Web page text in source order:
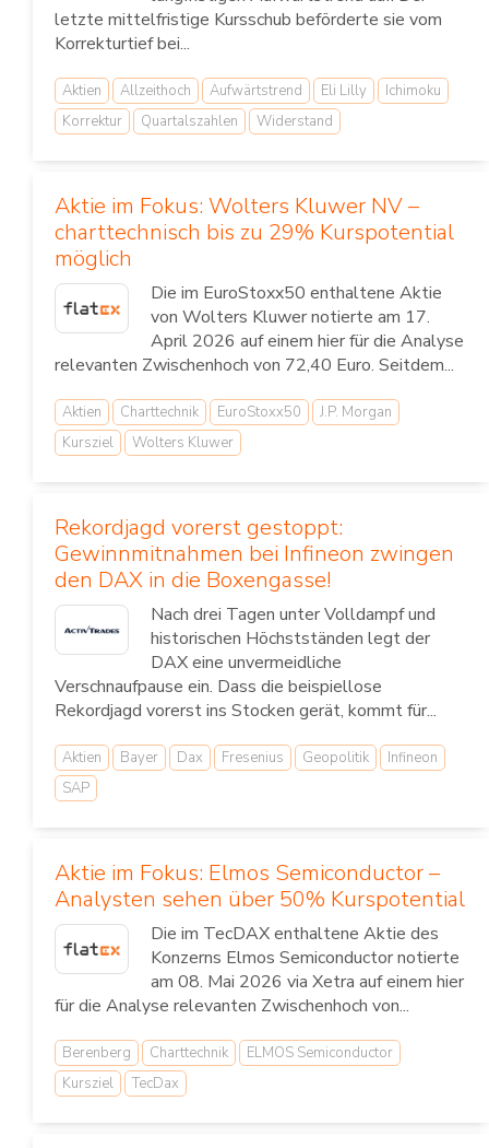
letzte mittelfristige Kursschub beförderte sie vom
Korrekturtief bei...
Aktien Allzeithoch Aufwärtstrend Eli Lilly
Ichimoku
Korrektur
Quartalszahlen Widerstand
Aktie im Fokus: Wolters Kluwer NV –
charttechnisch bis zu 29% Kurspotential
möglich
Die im EuroStoxx50 enthaltene Aktie
von Wolters Kluwer notierte am 17.
April 2026 auf einem hier für die Analyse
relevanten Zwischenhoch von 72,40 Euro. Seitdem...
Aktien Charttechnik EuroStoxx50
J.P. Morgan
Kursziel
Wolters Kluwer
Rekordjagd vorerst gestoppt:
Gewinnmitnahmen bei Infineon zwingen
den DAX in die Boxengasse!
Nach drei Tagen unter Volldampf und
historischen Höchstständen legt der
DAX eine unvermeidliche
Verschnaufpause ein. Dass die beispiellose
Rekordjagd vorerst ins Stocken gerät, kommt für...
Aktien Bayer Dax Fresenius Geopolitik
Infineon
SAP
Aktie im Fokus: Elmos Semiconductor –
Analysten sehen über 50% Kurspotential
Die im TecDAX enthaltene Aktie des
Konzerns Elmos Semiconductor notierte
am 08. Mai 2026 via Xetra auf einem hier
für die Analyse relevanten Zwischenhoch von...
Berenberg Charttechnik
ELMOS Semiconductor
Kursziel
TecDax